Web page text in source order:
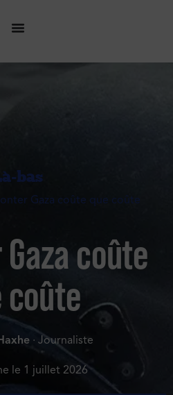
bas
Gaza coûte que coûte
coûte
coûte
· Journaliste
le 1 juillet 2026